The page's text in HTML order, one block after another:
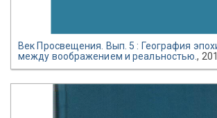
Век Просвещения. Вып. 5 : География
между воображением и реальностью.,